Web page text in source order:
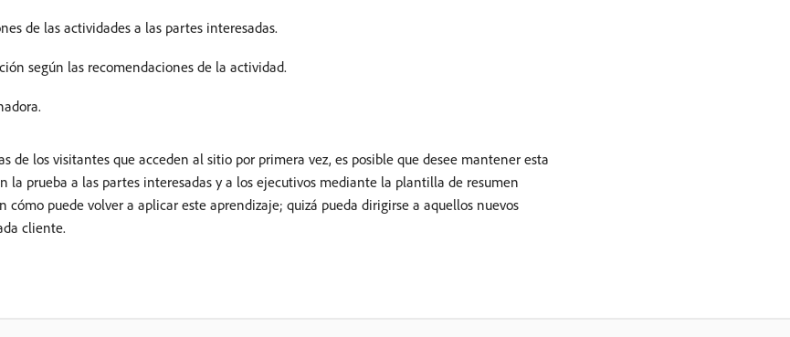
de las actividades a las partes interesadas.
según las recomendaciones de la actividad.
los visitantes que acceden al sitio por primera vez, es posible que desee mantener esta
prueba a las partes interesadas y a los ejecutivos mediante la plantilla de resumen
puede volver a aplicar este aprendizaje; quizá pueda dirigirse a aquellos nuevos
cliente.